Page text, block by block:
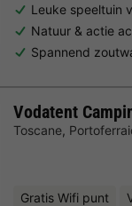
Leuke speeltuin
Natuur & actie
Spannend
Vodatent
Toscane,
Gratis Wifi punt